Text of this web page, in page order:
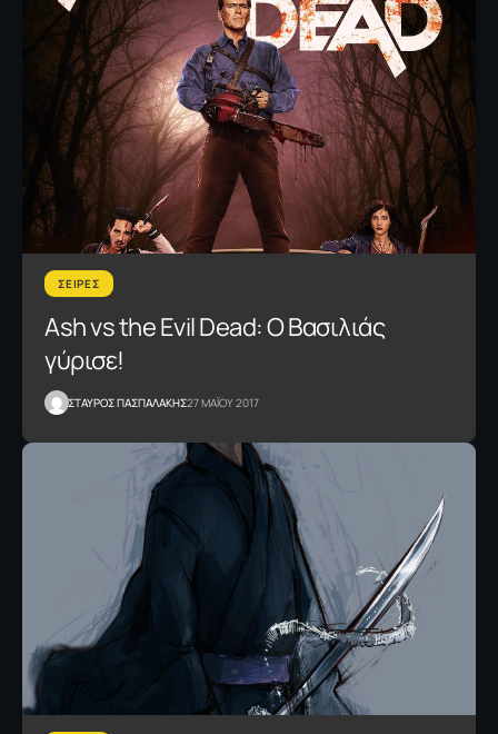
ΣΕΙΡΕΣ
Αsh vs the Evil Dead: Ο Βασιλιάς
γύρισε!
ΣΤΑΥΡΟΣ ΠΑΣΠΑΛΑΚΗΣ27 ΜΑΪΟΥ 2017